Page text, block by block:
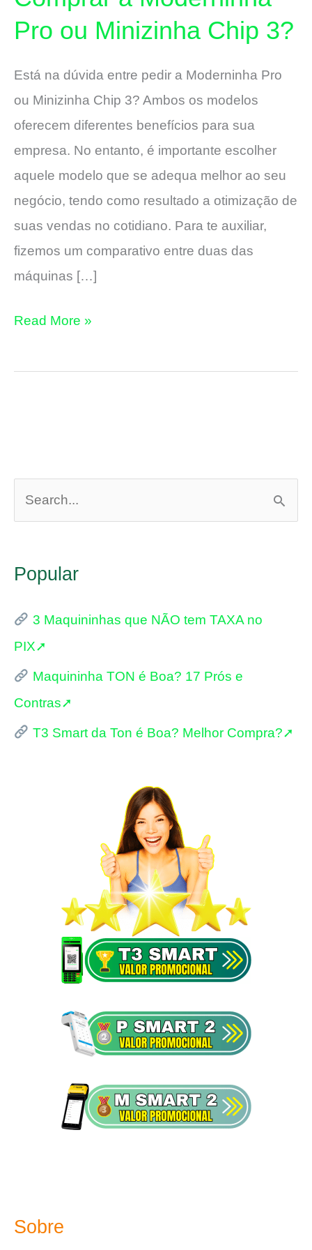
Pro ou Minizinha Chip 3?
Está na dúvida entre pedir a Moderninha Pro
ou Minizinha Chip 3? Ambos os modelos
oferecem diferentes benefícios para sua
empresa. No entanto, é importante escolher
aquele modelo que se adequa melhor ao seu
negócio, tendo como resultado a otimização de
suas vendas no cotidiano. Para te auxiliar,
fizemos um comparativo entre duas das
máquinas […]
Comprar
Moderninha
3?
Read More »
q
i
s
a
r
p
Popular
3 Maquininhas que NÃO tem TAXA no
PIX➚
Maquininha TON é Boa? 17 Prós e
Contras➚
T3 Smart da Ton é Boa? Melhor Compra?➚
Sobre